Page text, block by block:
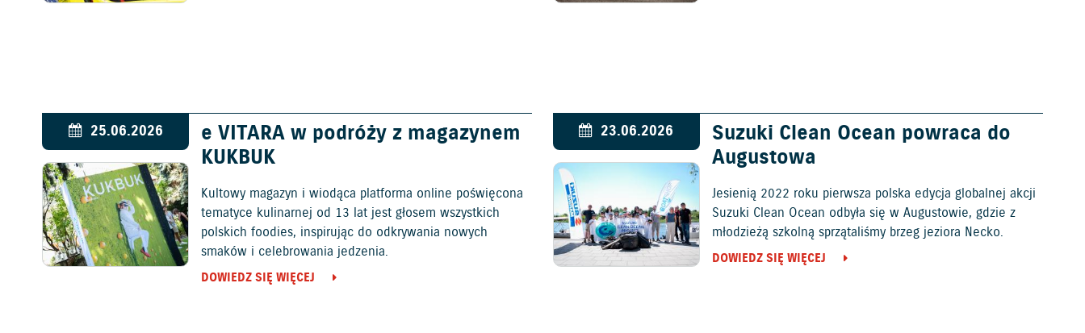
25.06.2026
e VITARA w podróży z magazynem
KUKBUK
Kultowy magazyn i wiodąca platforma online poświęcona
tematyce kulinarnej od 13 lat jest głosem wszystkich
polskich foodies, inspirując do odkrywania nowych
smaków i celebrowania jedzenia.
DOWIEDZ SIĘ WIĘCEJ
23.06.2026
Suzuki Clean Ocean powraca do
Augustowa
Jesienią 2022 roku pierwsza polska edycja globalnej akcji
Suzuki Clean Ocean odbyła się w Augustowie, gdzie z
młodzieżą szkolną sprzątaliśmy brzeg jeziora Necko.
DOWIEDZ SIĘ WIĘCEJ